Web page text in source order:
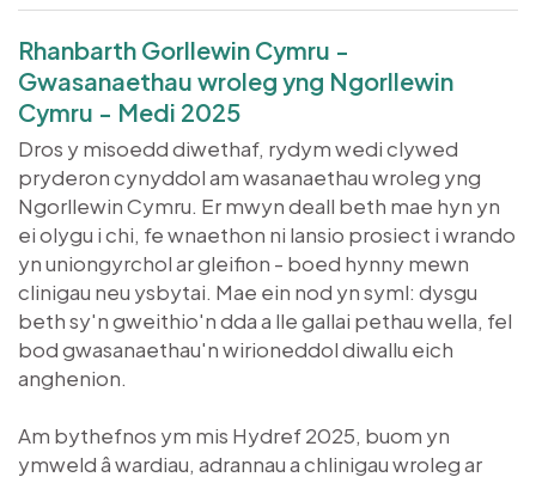
Rhanbarth Gorllewin Cymru -
Gwasanaethau wroleg yng Ngorllewin
Cymru - Medi 2025
Dros y misoedd diwethaf, rydym wedi clywed
pryderon cynyddol am wasanaethau wroleg yng
Ngorllewin Cymru. Er mwyn deall beth mae hyn yn
ei olygu i chi, fe wnaethon ni lansio prosiect i wrando
yn uniongyrchol ar gleifion - boed hynny mewn
clinigau neu ysbytai. Mae ein nod yn syml: dysgu
beth sy'n gweithio'n dda a lle gallai pethau wella, fel
bod gwasanaethau'n wirioneddol diwallu eich
anghenion.
Am bythefnos ym mis Hydref 2025, buom yn
ymweld â wardiau, adrannau a chlinigau wroleg ar